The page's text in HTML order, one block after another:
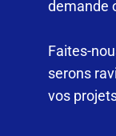
demande
Faites-
serons
vos